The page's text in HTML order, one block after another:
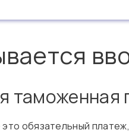
таможенная
обязательный